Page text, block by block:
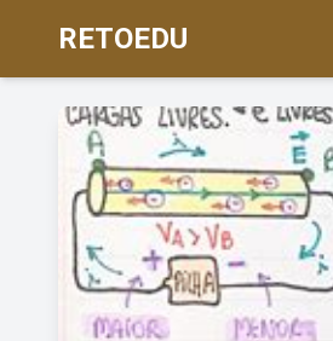
RETOEDU